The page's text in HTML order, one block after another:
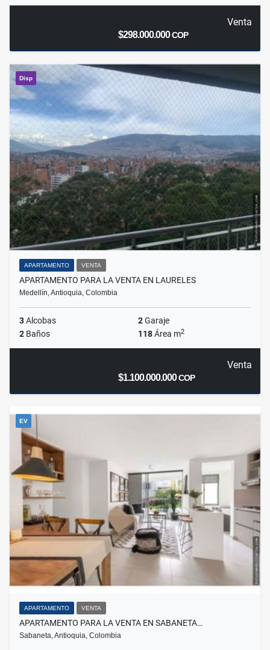
Venta
$298.000.000COP
Disp
APARTAMENTO VENTA
APARTAMENTO PARA LA VENTA EN LAURELES
Medellín, Antioquia, Colombia
3Alcobas 2Garaje
2 Baños 118Área m2
Venta
$1.100.000.000COP
EV
APARTAMENTO VENTA
APARTAMENTO PARA LA VENTA EN SABANETA…
Sabaneta, Antioquia, Colombia